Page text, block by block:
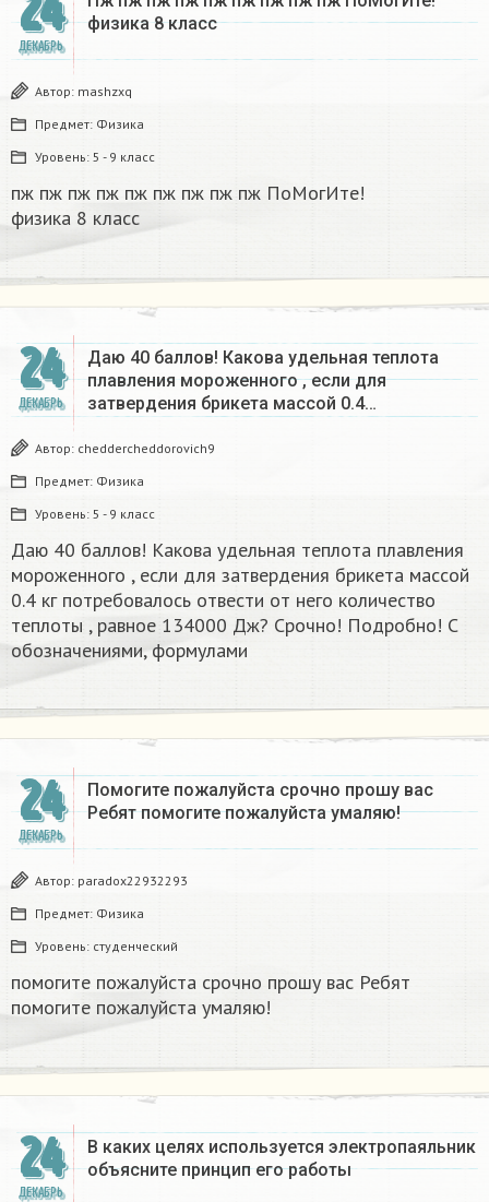
ДЕКАБРЬ
физика 8 класс​
Автор: mashzxq
Предмет: Физика
Уровень: 5 - 9 класс
пж пж пж пж пж пж пж пж пж ПоМогИте!
физика 8 класс​
24
ДЕКАБРЬ
Даю 40 баллов! Какова удельная теплота
плавления мороженного , если для
затвердения брикета массой 0.4…
Автор: cheddercheddorovich9
Предмет: Физика
Уровень: 5 - 9 класс
Даю 40 баллов! Какова удельная теплота плавления
мороженного , если для затвердения брикета массой
0.4 кг потребовалось отвести от него количество
теплоты , равное 134000 Дж? Срочно! Подробно! С
обозначениями, формулами
24
ДЕКАБРЬ
Помогите пожалуйста срочно прошу вас
Ребят помогите пожалуйста умаляю! ​
Автор: paradox22932293
Предмет: Физика
Уровень: студенческий
помогите пожалуйста срочно прошу вас Ребят
помогите пожалуйста умаляю! ​
24
ДЕКАБРЬ
В каких целях используется электропаяльник
объясните принцип его работы​